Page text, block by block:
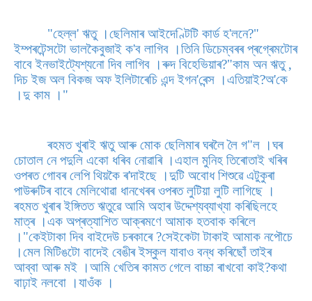
"হেল্ল' ঋতু ।ছেলিমাৰ আইদেণ্টিটি কাৰ্ড হ'লনে?"
ইম্পৰটেন্সটো ভালকৈবুজাই ক'ব লাগিব ।তিনি ডিচেম্বৰৰ প্ৰগ্ৰেমটোৰ
বাবে ইনভাইট্যেশ্যনো দিব লাগিব ।ৰুদ বিহেভিয়াৰ?"কাম অন ঋতু ,
দিচ ইজ অল বিকজ অফ ইলিটাৰেচি এন্দ ইগন'ৰেন্স ।এতিয়াই?অ'কে
।দু কাম ।"
ৰহমত খুৰাই ঋতু আৰু মোক ছেলিমাৰ ঘৰলৈ লৈ গ"ল ।ঘৰ
চোতাল নে পদুলি একো ধৰিব নোৱাৰি ।এহাল মুনিহ তিৰোতাই খৰিৰ
ওপৰত গোবৰ লেপি থিয়কৈ ৰ'দাইছে ।দুটি অবোধ শিশুৱে এটুকুৰা
পাউৰুটিৰ বাবে মেলিথোৱা ধানখেৰৰ ওপৰত লুটিয়া লুটি লাগিছে ।
ৰহমত খুৰাৰ ইঙ্গিতত ঋতুৱে আমি অহাৰ উদ্দেশ্যব্যাখ্যা কৰিছিলহে
মাত্ৰ ।এক অপ্ৰত্যাশিত আক্ৰমণে আমাক হতবাক কৰিলে
।"কেইটাকা দিব বাইদেউ চৰকাৰে ?সেইকেটা টাকাই আমাক নপৌচে
।মেল মিটিঙটো বাদেই বেঙীৰ ইস্কুল যাবাও বন্ধ কৰিছোঁ তাইৰ
আব্বা আৰু মই ।আমি খেতিৰ কামত গেলে বাচ্চা ৰাখবো কাই?কথা
বাঢ়াই নলবো ।যাওঁক ।